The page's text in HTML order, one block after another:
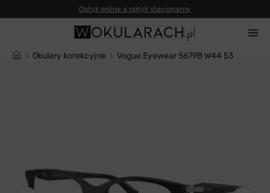
Okulary korekcyjne Vogue Eyewear 5679B W44 53